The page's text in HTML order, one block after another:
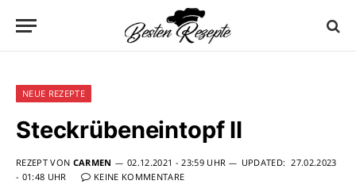
NEUE REZEPTE
Steckrübeneintopf II
REZEPT VON CARMEN 02.12.2021 - 23:59 UHR UPDATED: 27.02.2023
- 01:48 UHR
KEINE KOMMENTARE